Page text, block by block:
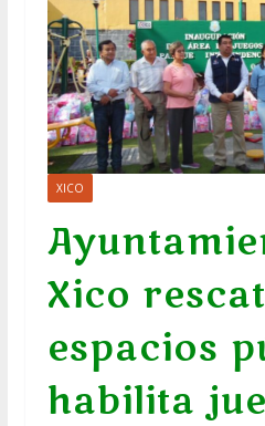
XICO
Xico
espacios
habilita